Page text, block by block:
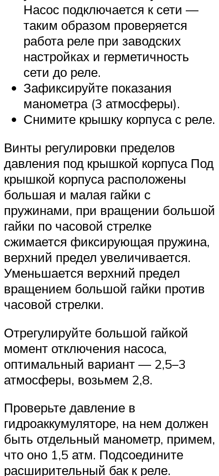
Насос подключается к сети —
таким образом проверяется
работа реле при заводских
настройках и герметичность
сети до реле.
Зафиксируйте показания
манометра (3 атмосферы).
Снимите крышку корпуса с реле.
Винты регулировки пределов
давления под крышкой корпуса Под
крышкой корпуса расположены
большая и малая гайки с
пружинами, при вращении большой
гайки по часовой стрелке
сжимается фиксирующая пружина,
верхний предел увеличивается.
Уменьшается верхний предел
вращением большой гайки против
часовой стрелки.
Отрегулируйте большой гайкой
момент отключения насоса,
оптимальный вариант — 2,5–3
атмосферы, возьмем 2,8.
Проверьте давление в
гидроаккумуляторе, на нем должен
быть отдельный манометр, примем,
что оно 1,5 атм. Подсоедините
расширительный бак к реле.